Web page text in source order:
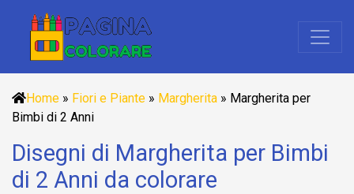
Home » Fiori e Piante » Margherita » Margherita per
Bimbi di 2 Anni
Disegni di Margherita per Bimbi
di 2 Anni da colorare